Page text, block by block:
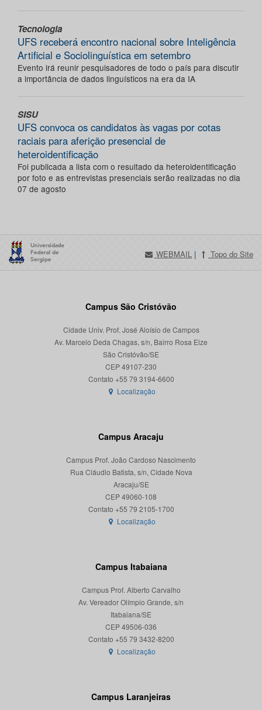
Tecnologia
UFS receberá encontro nacional sobre Inteligência
Artificial e Sociolinguística em setembro
Evento irá reunir pesquisadores de todo o país para discutir
a importância de dados linguísticos na era da IA
SISU
UFS convoca os candidatos às vagas por cotas
raciais para aferição presencial de
heteroidentificação
Foi publicada a lista com o resultado da heteroidentificação
por foto e as entrevistas presenciais serão realizadas no dia
07 de agosto
WEBMAIL | Topo do Site
Campus São Cristóvão
Cidade Univ. Prof. José Aloísio de Campos
Av. Marcelo Deda Chagas, s/n, Bairro Rosa Elze
São Cristóvão/SE
CEP 49107-230
Localização
Campus Aracaju
Campus Prof. João Cardoso Nascimento
Rua Cláudio Batista, s/n, Cidade Nova
Aracaju/SE
CEP 49060-108
Localização
Campus Itabaiana
Campus Prof. Alberto Carvalho
Av. Vereador Olímpio Grande, s/n
Itabaiana/SE
CEP 49506-036
Localização
Campus Laranjeiras